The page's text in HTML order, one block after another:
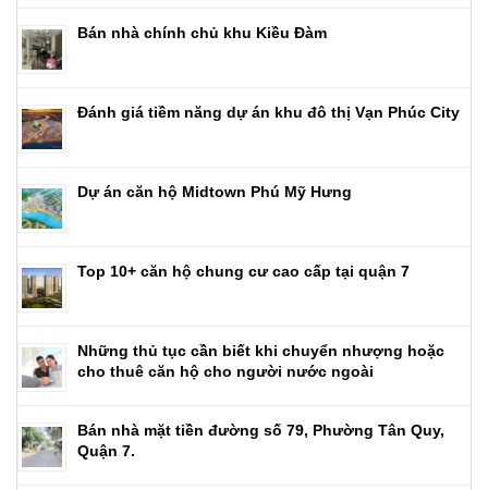
Bán nhà chính chủ khu Kiều Đàm
Đánh giá tiềm năng dự án khu đô thị Vạn Phúc City
Dự án căn hộ Midtown Phú Mỹ Hưng
Top 10+ căn hộ chung cư cao cấp tại quận 7
Những thủ tục cần biết khi chuyển nhượng hoặc
cho thuê căn hộ cho người nước ngoài
Bán nhà mặt tiền đường số 79, Phường Tân Quy,
Quận 7.